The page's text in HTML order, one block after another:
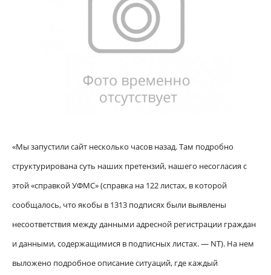
«Мы запустили сайт несколько часов назад. Там подробно
структурирована суть наших претензий, нашего несогласия с
этой «справкой УФМС» (справка на 122 листах, в которой
сообщалось, что якобы в 1313 подписях были выявлены
несоответствия между данными адресной регистрации граждан
и данными, содержащимися в подписных листах. — NT). На нем
выложено подробное описание ситуаций, где каждый